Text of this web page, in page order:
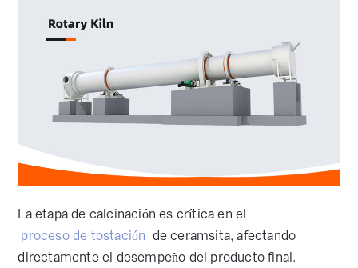
La etapa de calcinación es crítica en el
proceso de tostación de ceramsita, afectando
directamente el desempeño del producto final.